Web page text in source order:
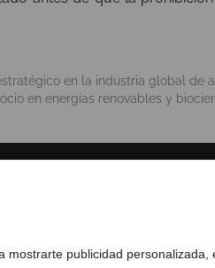
publicidad
en la industria global de
en energías renovables y